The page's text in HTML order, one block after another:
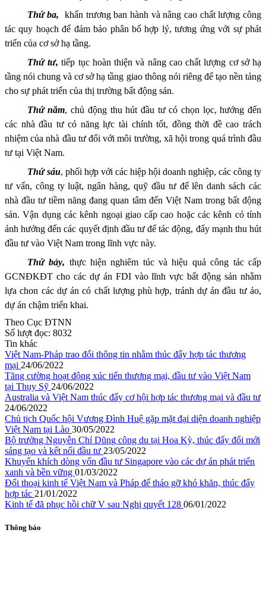
Thứba, khẩn trương ban hành vànâng cao chất lượngcông
tácquy hoạch để đảm bảo phân bố hợp lý, tương ứng với sự phát
triển của cơ sở hạ tầng.
Thứ tư, tiếp tục hoàn thiệnvà nâng cao chất lượng cơ sở hạ
tầng nói chung và cơ sở hạ tầng giaothông nói riêng để tạo nền tảng
cho sự phát triển của thị trường bất động sản.
Thứnăm, chủ động thu hút đầu tư có chọn lọc, hướng đến
các nhà đầu tư có năng lực tài chính tốt, đồng thời đề cao trách
nhiệm của nhà đầu tư đối với môi trường, xã hội trong quá trình đầu
tư tại Việt Nam.
Thứsáu, phối hợp với các hiệp hội doanh nghiệp, các công ty
tư vấn, công ty luật, ngân hàng, quỹ đầu tư để lên danh sách các
nhà đầu tư tiềm năng đang quan tâm đến Việt Nam trong bất động
sản. Vận dụng các kênh ngoại giao cấp cao hoặc các kênh có tính
ảnh hưởng đến các quyết định đầu tư để tác động, đẩy mạnh thu hút
đầu tư vào Việt Nam trong lĩnh vực này.
Thứbảy, thực hiện nghiêm túc và hiệu quả công tác cấp
GCNĐKĐT cho các dự án FDI vào lĩnh vực bất động sản nhằm
lựa chon các dự án có chất lượng phù hợp, tránh dự án đầu tư ảo,
dự án chậm triển khai.
Theo Cục ĐTNN
Số lượt đọc: 8032
Tin khác
Việt Nam-Pháp trao đổi thông tin nhằm thúc đẩy hợp tác thương
mại 24/06/2022
Tăng cường hoạt động xúc tiến thương mại, đầu tư vào Việt Nam
tại Thụy Sỹ 24/06/2022
Australia và Việt Nam thúc đẩy cơ hội hợp tác thương mại và đầu tư
24/06/2022
Chủ tịch Quốc hội Vương Đình Huệ gặp mặt đại diện doanh nghiệp
Việt Nam tại Lào 30/05/2022
Bộ trưởng Nguyễn Chí Dũng công du tại Hoa Kỳ, thúc đẩy đổi mới
sáng tạo và kết nối đầu tư 23/05/2022
Khuyến khích dòng vốn đầu tư Singapore vào các dự án phát triển
xanh và bền vững 01/03/2022
Đối thoại kinh tế Việt Nam và Pháp để tháo gỡ khó khăn, thúc đẩy
hợp tác 21/01/2022
Kinh tế đã phục hồi chữ V sau Nghị quyết 128 06/01/2022
Thông báo